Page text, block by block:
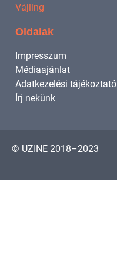
Vájling
Oldalak
Impresszum
Médiaajánlat
Adatkezelési tájékoztató
Írj nekünk
© UZINE 2018–2023